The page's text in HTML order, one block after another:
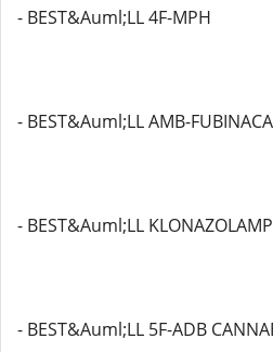
- BEST&Auml;LL 4F-MPH
- BEST&Auml;LL AMB-FUBINACA
- BEST&Auml;LL
- BEST&Auml;LL 5F-ADB